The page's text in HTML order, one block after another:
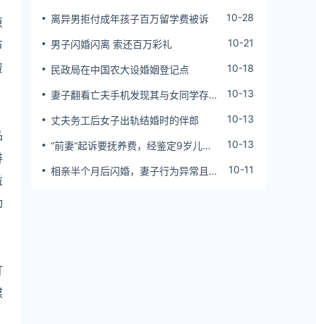
离异男拒付成年孩子百万留学费被诉 10-28
男子闪婚闪离 索还百万彩礼 10-21
民政局在中国农大设婚姻登记点 10-18
妻子翻看亡夫手机发现其与女同学存婚
10-13
丈夫务工后女子出轨结婚时的伴郎 10-13
“前妻”起诉要抚养费，经鉴定9岁儿子
10-13
相亲半个月后闪婚，妻子行为异常且持
10-11